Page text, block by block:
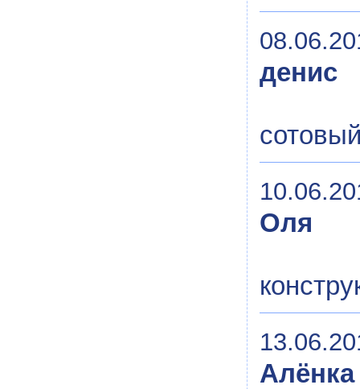
денис
Оля